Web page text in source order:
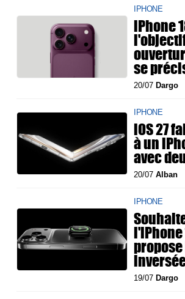
IPHONE
iPhone
se
20/07 Dargo
IPHONE
iOS 27
à un
avec
20/07Alban
IPHONE
l'iPhone
19/07 Dargo